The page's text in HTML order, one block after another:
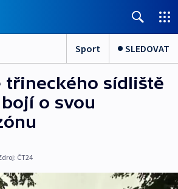
Sport SLEDOVAT
třineckého sídliště
o svou
ČT24